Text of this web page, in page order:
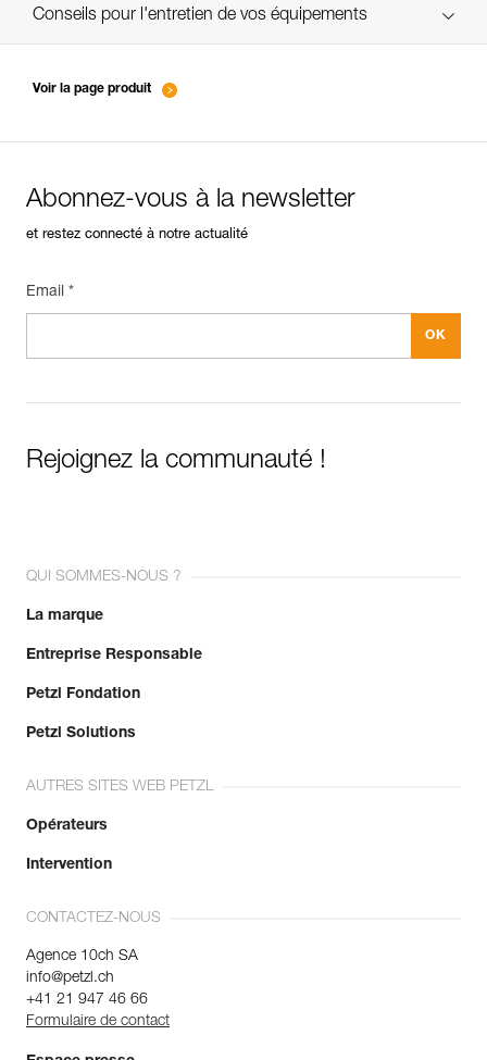
Technical Notice
Conseils pour l'entretien de vos équipements
Voir la page produit
Abonnez-vous à la newsletter
et restez connecté à notre actualité
Email *
Rejoignez la communauté !
QUI SOMMES-NOUS ?
La marque
Entreprise Responsable
Petzl Fondation
Petzl Solutions
AUTRES SITES WEB PETZL
Opérateurs
Intervention
CONTACTEZ-NOUS
Agence 10ch SA
info@petzl.ch
+41 21 947 46 66
Formulaire de contact